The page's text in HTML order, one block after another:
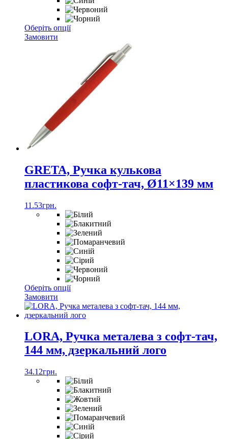
Оберіть опціїЦей
варіантів.
Параметри
можна
вибрати
на
сторінці
Замовити
GRETA, Ручка кулькова
пластикова софт-тач, Ø11×139 мм
11.53грн.
Оберіть опціїЦей
має
кілька
Параметри
можна
вибрати
товару
Замовити
LORA, Ручка металева з софт-тач,
144 мм, дзеркальний лого
34.12грн.